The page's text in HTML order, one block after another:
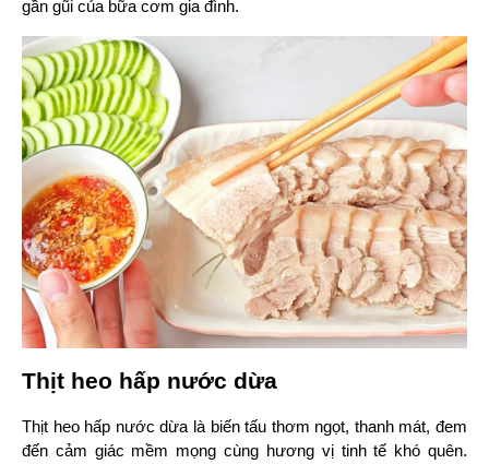
gần gũi của bữa cơm gia đình.
Thịt heo hấp nước dừa
Thịt heo hấp nước dừa là biến tấu thơm ngọt, thanh mát, đem
đến cảm giác mềm mọng cùng hương vị tinh tế khó quên.